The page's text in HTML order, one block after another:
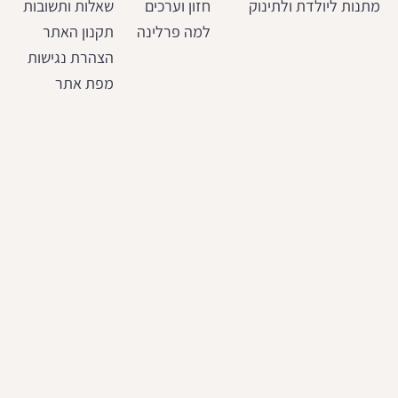
מתנות ליולדת ולתינוק
חזון וערכים
למה פרלינה
שאלות ותשובות
תקנון האתר
הצהרת נגישות
מפת אתר